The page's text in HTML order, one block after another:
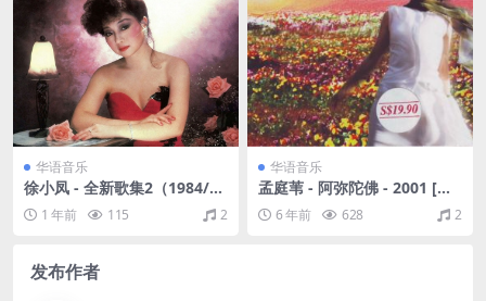
华语音乐
徐小凤 - 全新歌集2（1984/FL
AC/分轨/261M）
1 年前 115 2
华语音乐
孟庭苇 - 阿弥陀佛 - 2001 [原
动力纸壳首版] (WAV+CUE/整
轨/412M)
6 年前 628 2
发布作者